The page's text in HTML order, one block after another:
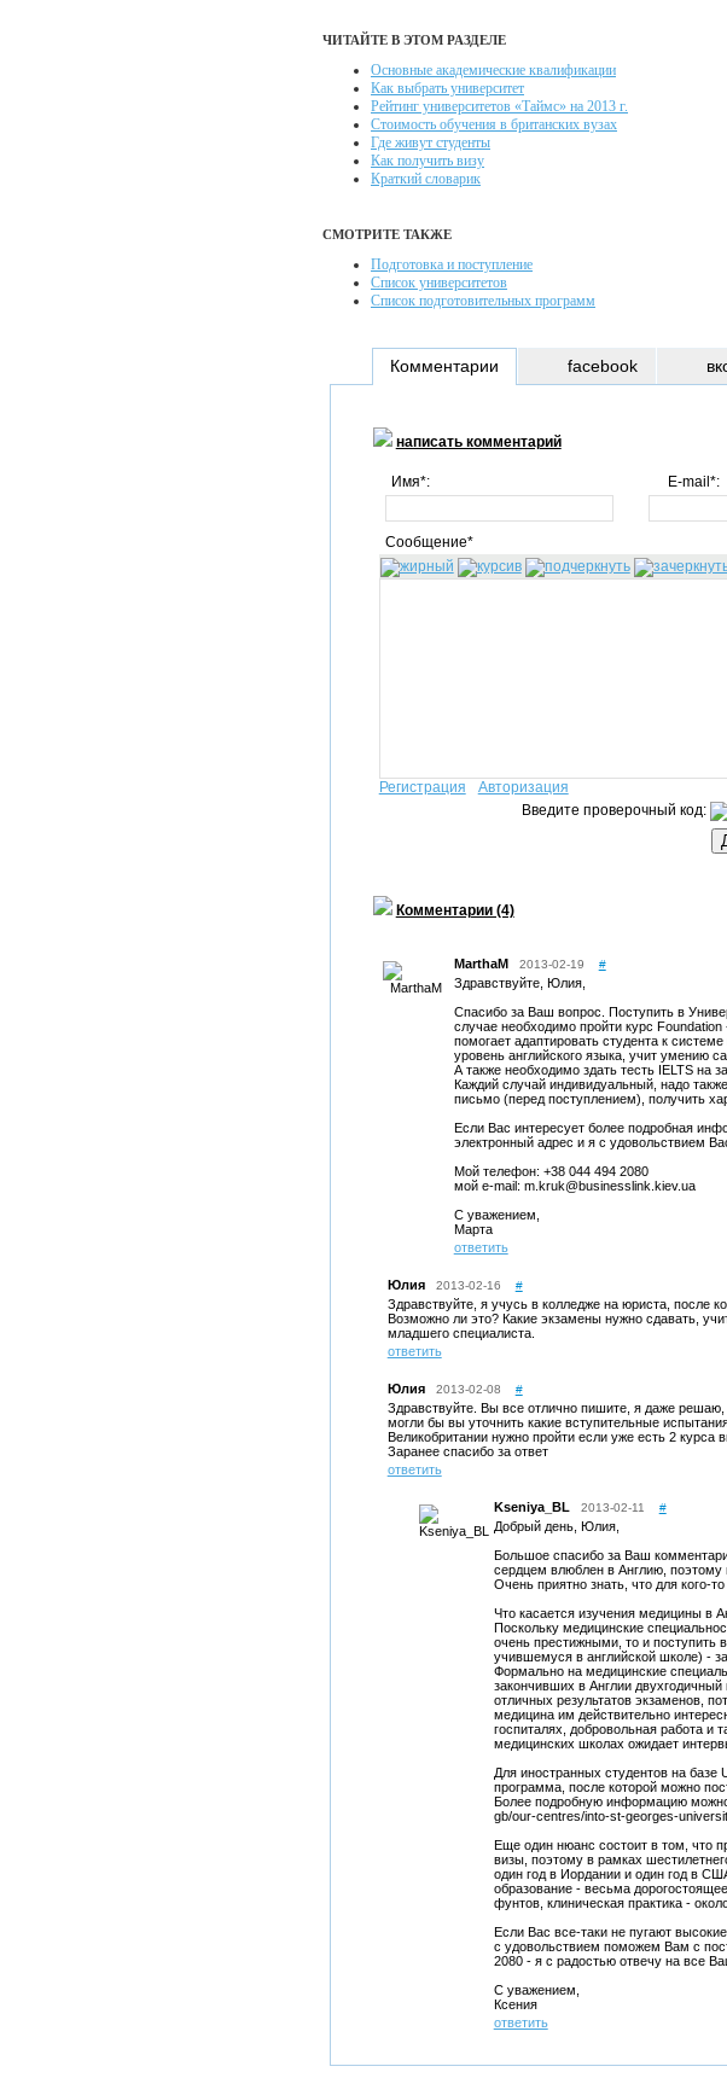
ЧИТАЙТЕ В ЭТОМ РАЗДЕЛЕ
Основные академические квалификации
Как выбрать университет
Рейтинг университетов «Таймс» на 2013 г.
Стоимость обучения в британских вузах
Где живут студенты
Как получить визу
Краткий словарик
СМОТРИТЕ ТАКЖЕ
Подготовка и поступление
Список университетов
Список подготовительных программ
Комментарии
написать комментарий
Имя*: E-mail*:
Сообщение*
Регистрация
Авторизация
Введите проверочный код:
Комментарии (4)
MarthaM 2013-02-19 #
Здравствуйте, Юлия,
Спасибо за Ваш вопрос. Поступить в
случае необходимо пройти курс
помогает адаптировать студента к
уровень английского языка, учит умению
А также необходимо здать тесть IELTS на
Каждий случай индивидуальный, надо
письмо (перед поступлением), получить
Если Вас интересует более подробная
электронный адрес и я с удовольствием
Мой телефон: +38 044 494 2080
мой e-mail: m.kruk@businesslink.kiev.ua
С уважением,
Марта
ответить
Юлия 2013-02-16 #
Здравствуйте, я учусь в колледже на юриста, после
Возможно ли это? Какие экзамены нужно сдавать,
младшего специалиста.
ответить
Юлия 2013-02-08 #
Здравствуйте. Вы все отлично пишите, я даже
могли бы вы уточнить какие вступительные
Великобритании нужно пройти если уже есть 2 курса
Заранее спасибо за ответ
ответить
Kseniya_BL 2013-02-11 #
Добрый день, Юлия,
Большое спасибо за Ваш
сердцем влюблен в Англию, поэтому
Очень приятно знать, что для кого-
Что касается изучения медицины в
Поскольку медицинские
очень престижными, то и поступить
учившемуся в английской школе) -
Формально на медицинские
закончивших в Англии
отличных результатов экзаменов,
медицина им действительно
госпиталях, добровольная работа и
медицинских школах ожидает
Для иностранных студентов на базе
программа, после которой можно
Более подробную информацию
gb/our-centres/into-st-georges-
Еще один нюанс состоит в том, что
визы, поэтому в рамках
один год в Иордании и один год в
образование - весьма
фунтов, клиническая практика -
Если Вас все-таки не пугают
с удовольствием поможем Вам с
2080 - я с радостью отвечу на все
С уважением,
Ксения
ответить
facebook